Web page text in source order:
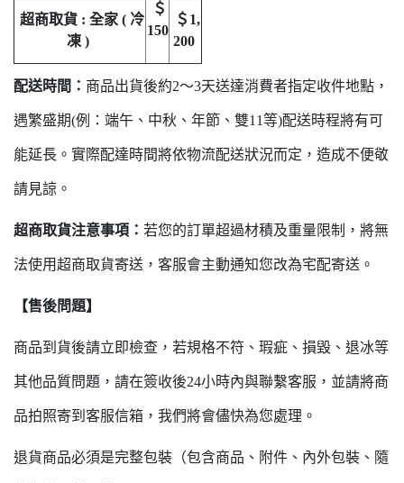
超商取貨 : 全家 ( 冷
凍 )
＄
150
＄1,
200
配送時間： 商品出貨後約2～3天送達消費者指定收件地點，
遇繁盛期(例：端午、中秋、年節、雙11等)配送時程將有可
能延長。實際配達時間將依物流配送狀況而定，造成不便敬
請見諒。
超商取貨注意事項： 若您的訂單超過材積及重量限制，將無
法使用超商取貨寄送，客服會主動通知您改為宅配寄送。
【售後問題】
商品到貨後請立即檢查，若規格不符、瑕疵、損毀、退冰等
其他品質問題，請在簽收後24小時內與聯繫客服，並請將商
品拍照寄到客服信箱，我們將會儘快為您處理。
退貨商品必須是完整包裝（包含商品、附件、內外包裝、隨